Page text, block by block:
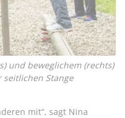
und beweglichem (rechts)
Stange
mit“, sagt Nina